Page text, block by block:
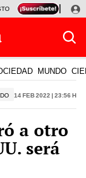
TINKA RESULTADOS
MUNDO
14 Feb 2022 | 23:56 h
a otro
será